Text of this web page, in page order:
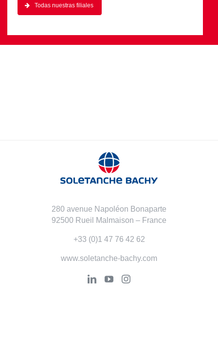
Todas nuestras filiales
280 avenue Napoléon Bonaparte
92500 Rueil Malmaison – France
+33 (0)1 47 76 42 62
www.soletanche-bachy.com